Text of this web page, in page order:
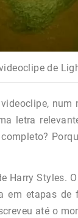
de
letra
Harry Styles.
em etapas
até o